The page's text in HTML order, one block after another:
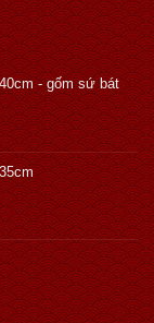
- gốm sứ bát